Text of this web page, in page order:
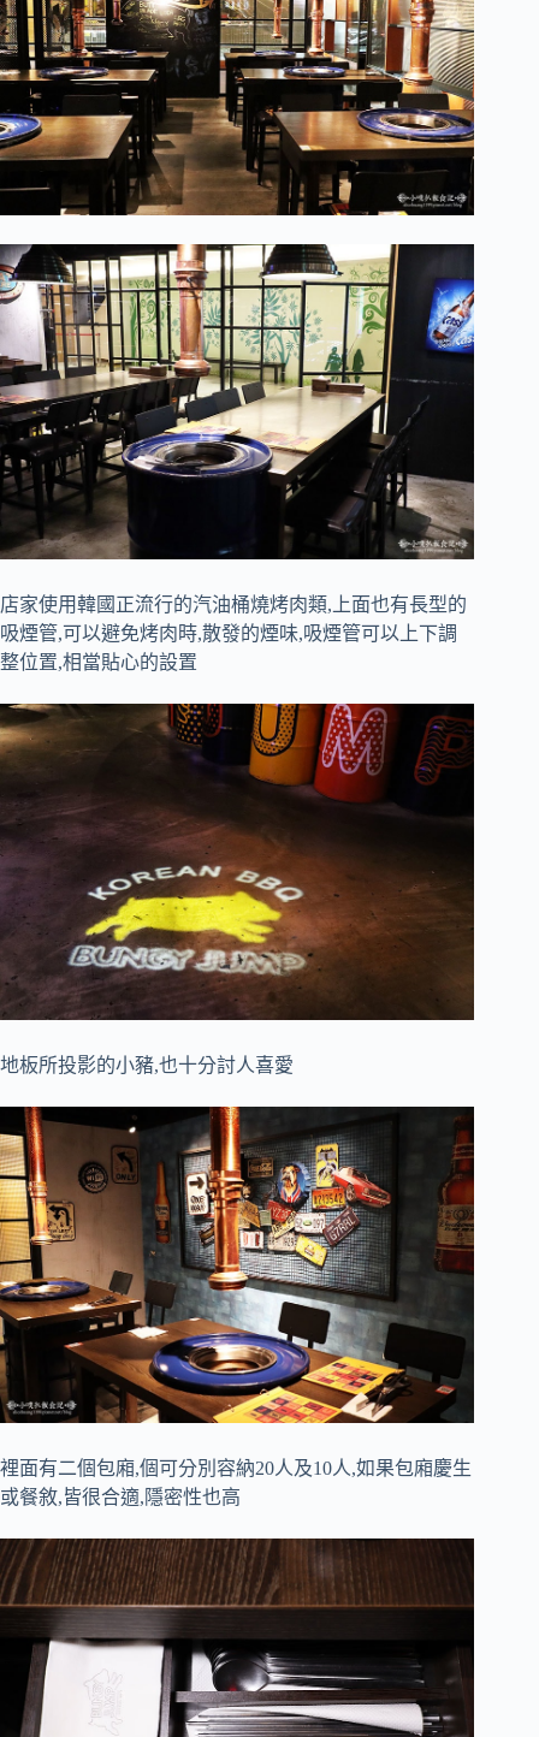
店家使用韓國正流行的汽油桶燒烤肉類,上面也有長型的
吸煙管,可以避免烤肉時,散發的煙味,吸煙管可以上下調
整位置,相當貼心的設置
地板所投影的小豬,也十分討人喜愛
裡面有二個包廂,個可分別容納20人及10人,如果包廂慶生
或餐敘,皆很合適,隱密性也高